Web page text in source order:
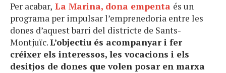
Per acabar, La Marina, dona empenta és un
programa per impulsar l’emprenedoria entre les
dones d’aquest barri del districte de Sants-
Montjuïc.L’objectiu és acompanyar i fer
créixer els interessos, les vocacions i els
desitjos de dones que volen posar en marxa